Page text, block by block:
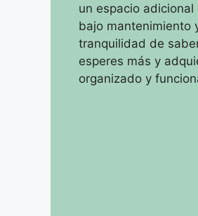
un espacio
bajo mantenimiento
tranquilidad de
esperes más y
organizado y